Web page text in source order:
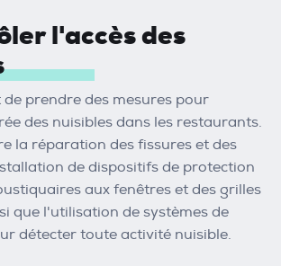
l'accès des
prendre des mesures pour
des nuisibles dans les restaurants.
la réparation des fissures et des
de dispositifs de protection
aux fenêtres et des grilles
que l'utilisation de systèmes de
détecter toute activité nuisible.